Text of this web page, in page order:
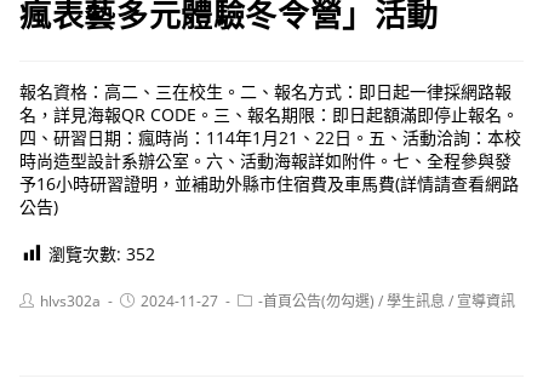
瘋表藝多元體驗冬令營」活動
報名資格：高二、三在校生。二、報名方式：即日起一律採網路報
名，詳見海報QR CODE。三、報名期限：即日起額滿即停止報名。
四、研習日期：瘋時尚：114年1月21、22日。五、活動洽詢：本校
時尚造型設計系辦公室。六、活動海報詳如附件。七、全程參與發
予16小時研習證明，並補助外縣市住宿費及車馬費(詳情請查看網路
公告)
瀏覽次數: 352
Posthlvs302a
Post2024-11-27
Post-首頁公告(勿勾選) /學生訊息 / 宣導資訊